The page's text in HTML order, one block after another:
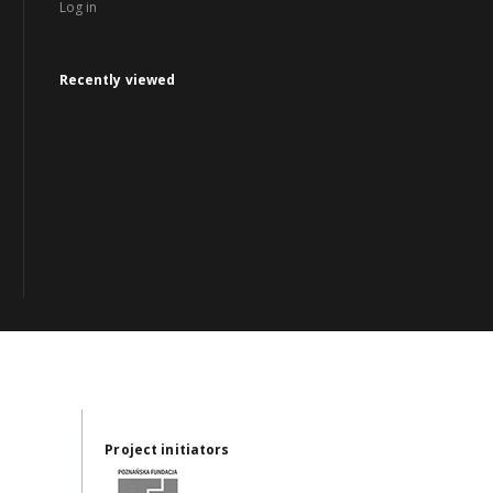
Log in
Recently viewed
Project initiators